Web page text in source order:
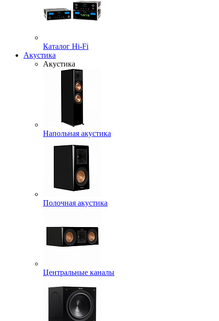
Каталог Hi-Fi
Акустика
Акустика
Напольная акустика
Полочная акустика
Центральные каналы